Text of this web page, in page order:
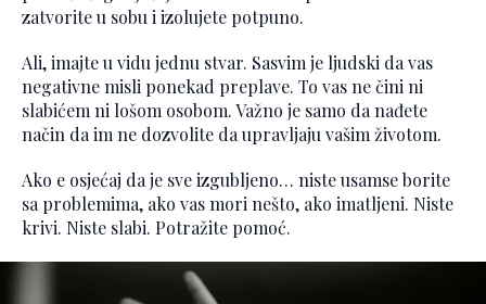
zatvorite u sobu i izolujete potpuno.
Ali, imajte u vidu jednu stvar. Sasvim je ljudski da vas
negativne misli ponekad preplave. To vas ne čini ni
slabićem ni lošom osobom. Važno je samo da nađete
način da im ne dozvolite da upravljaju vašim životom.
Ako e osjećaj da je sve izgubljeno… niste usamse borite
sa problemima, ako vas mori nešto, ako imatljeni. Niste
krivi. Niste slabi. Potražite pomoć.